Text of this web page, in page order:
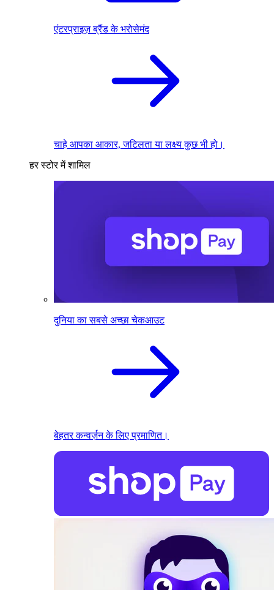
एंटरप्राइज़ ब्रैंड के भरोसेमंद
चाहे आपका आकार, जटिलता या लक्ष्य कुछ भी हो।
हर स्टोर में शामिल
दुनिया का सबसे अच्छा चेकआउट
बेहतर कन्वर्ज़न के लिए प्रमाणित।